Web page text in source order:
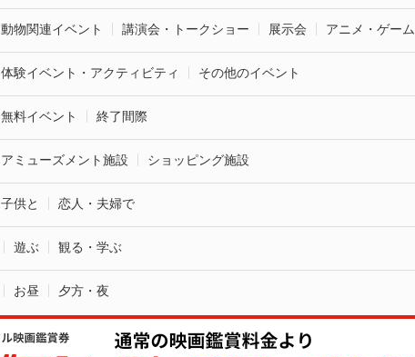
動物関連イベント 講演会・トークショー 展示会 アニメ・ゲーム
体験イベント・アクティビティ その他のイベント
無料イベント 終了間際
アミューズメント施設 ショッピング施設
子供と 恋人・夫婦で
遊ぶ 観る・学ぶ
お昼 夕方・夜